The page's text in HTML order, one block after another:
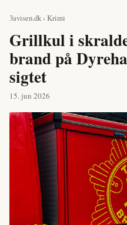
3avisen.dk› Krimi
Grillkul i
brand på
sigtet
15. jun 2026